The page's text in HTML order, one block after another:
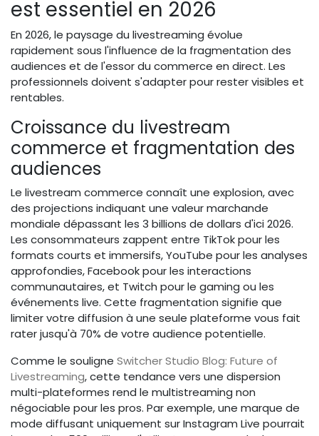
est essentiel en 2026
En 2026, le paysage du livestreaming évolue
rapidement sous l'influence de la fragmentation des
audiences et de l'essor du commerce en direct. Les
professionnels doivent s'adapter pour rester visibles et
rentables.
Croissance du livestream
commerce et fragmentation des
audiences
Le livestream commerce connaît une explosion, avec
des projections indiquant une valeur marchande
mondiale dépassant les 3 billions de dollars d'ici 2026.
Les consommateurs zappent entre TikTok pour les
formats courts et immersifs, YouTube pour les analyses
approfondies, Facebook pour les interactions
communautaires, et Twitch pour le gaming ou les
événements live. Cette fragmentation signifie que
limiter votre diffusion à une seule plateforme vous fait
rater jusqu'à 70% de votre audience potentielle.
Comme le souligne Switcher Studio Blog: Future of
Livestreaming, cette tendance vers une dispersion
multi-plateformes rend le multistreaming non
négociable pour les pros. Par exemple, une marque de
mode diffusant uniquement sur Instagram Live pourrait